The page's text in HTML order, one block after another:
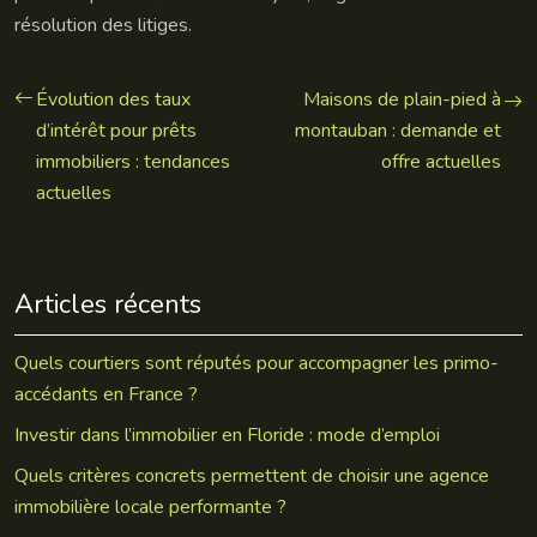
résolution des litiges.
Évolution des taux
d’intérêt pour prêts
immobiliers : tendances
actuelles
Maisons de plain-pied à
montauban : demande et
offre actuelles
Articles récents
Quels courtiers sont réputés pour accompagner les primo-
accédants en France ?
Investir dans l’immobilier en Floride : mode d’emploi
Quels critères concrets permettent de choisir une agence
immobilière locale performante ?